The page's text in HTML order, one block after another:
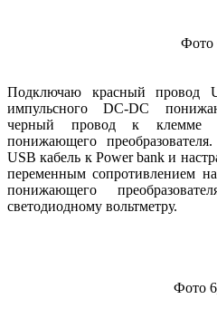
Фото
Подключаю красный провод
импульсного DC-DC
черный провод к клемме
понижающего
USB кабель к Power bank и
переменным сопротивлением
понижающего
светодиодному вольтметру.
Фото